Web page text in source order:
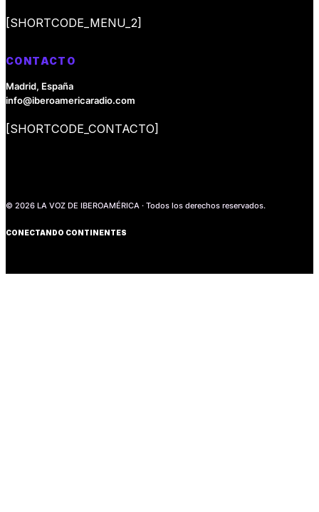
[SHORTCODE_MENU_2]
CONTACTO
Madrid, España
info@iberoamericaradio.com
[SHORTCODE_CONTACTO]
© 2026 LA VOZ DE IBEROAMÉRICA · Todos los derechos reservados.
CONECTANDO CONTINENTES